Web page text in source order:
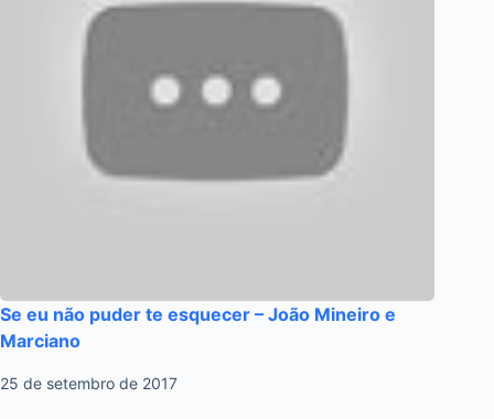
Se eu não puder te esquecer – João Mineiro e
Marciano
25 de setembro de 2017